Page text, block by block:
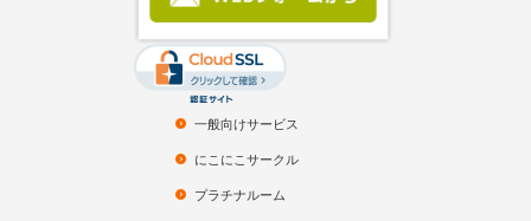
一般向けサービス
にこにこサークル
プラチナルーム